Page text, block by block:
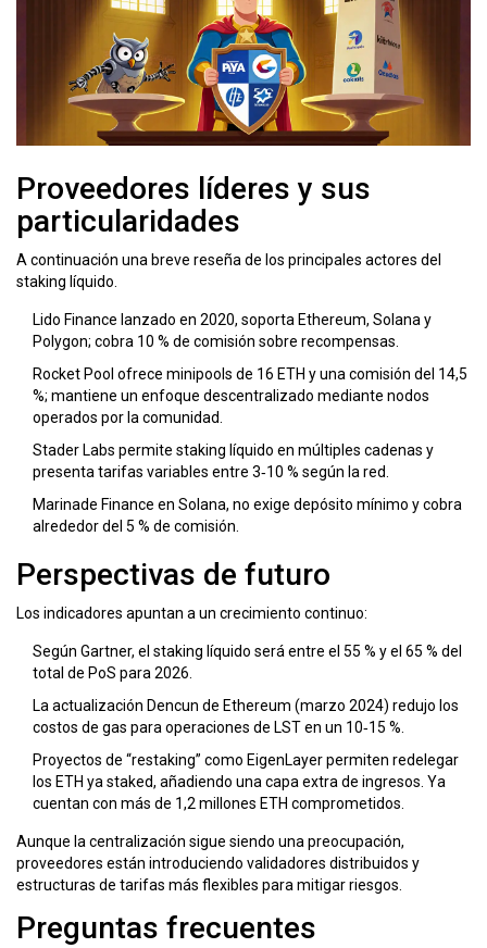
Proveedores líderes y sus
particularidades
A continuación una breve reseña de los principales actores del
staking líquido.
Lido Finance lanzado en 2020, soporta Ethereum, Solana y
Polygon; cobra 10 % de comisión sobre recompensas.
Rocket Pool ofrece minipools de 16 ETH y una comisión del 14,5
%; mantiene un enfoque descentralizado mediante nodos
operados por la comunidad.
Stader Labs permite staking líquido en múltiples cadenas y
presenta tarifas variables entre 3‑10 % según la red.
Marinade Finance en Solana, no exige depósito mínimo y cobra
alrededor del 5 % de comisión.
Perspectivas de futuro
Los indicadores apuntan a un crecimiento continuo:
Según Gartner, el staking líquido será entre el 55 % y el 65 % del
total de PoS para 2026.
La actualización Dencun de Ethereum (marzo 2024) redujo los
costos de gas para operaciones de LST en un 10‑15 %.
Proyectos de “restaking” como EigenLayerpermiten redelegar
los ETH ya staked, añadiendo una capa extra de ingresos. Ya
cuentan con más de 1,2 millones ETH comprometidos.
Aunque la centralización sigue siendo una preocupación,
proveedores están introduciendo validadores distribuidos y
estructuras de tarifas más flexibles para mitigar riesgos.
Preguntas frecuentes